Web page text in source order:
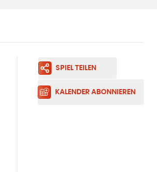
SPIEL TEILEN
KALENDER ABONNIEREN